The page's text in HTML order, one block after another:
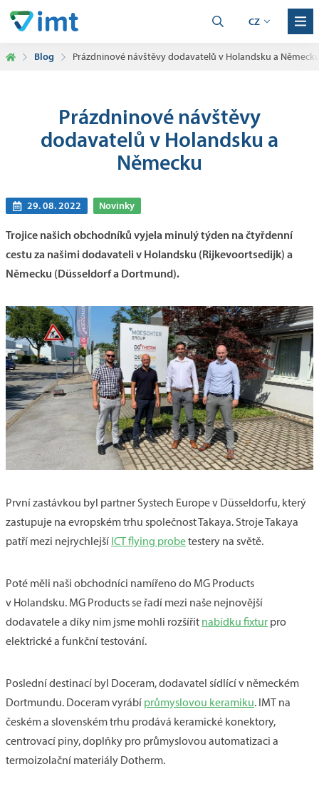
CZ
Blog Prázdninové návštěvy dodavatelů v Holandsku a
Prázdninové návštěvy
dodavatelů v Holandsku a
Německu
29. 08. 2022 Novinky
Trojice našich obchodníků vyjela minulý týden na čtyřdenní
cestu za našimi dodavateli v Holandsku (Rijkevoortsedijk) a
Německu (Düsseldorf a Dortmund).
První zastávkou byl partner Systech Europe v Düsseldorfu, který
zastupuje na evropském trhu společnost Takaya. Stroje Takaya
patří mezi nejrychlejší ICT flying probetestery na světě.
Poté měli naši obchodníci namířeno do MG Products
v Holandsku. MG Products se řadí mezi naše nejnovější
dodavatele a díky nim jsme mohli rozšířit nabídku fixtur pro
elektrické a funkční testování.
Poslední destinací byl Doceram, dodavatel sídlící v německém
Dortmundu. Doceram vyrábí průmyslovou keramiku. IMT na
českém a slovenském trhu prodává keramické konektory,
centrovací piny, doplňky pro průmyslovou automatizaci a
termoizolační materiály Dotherm.